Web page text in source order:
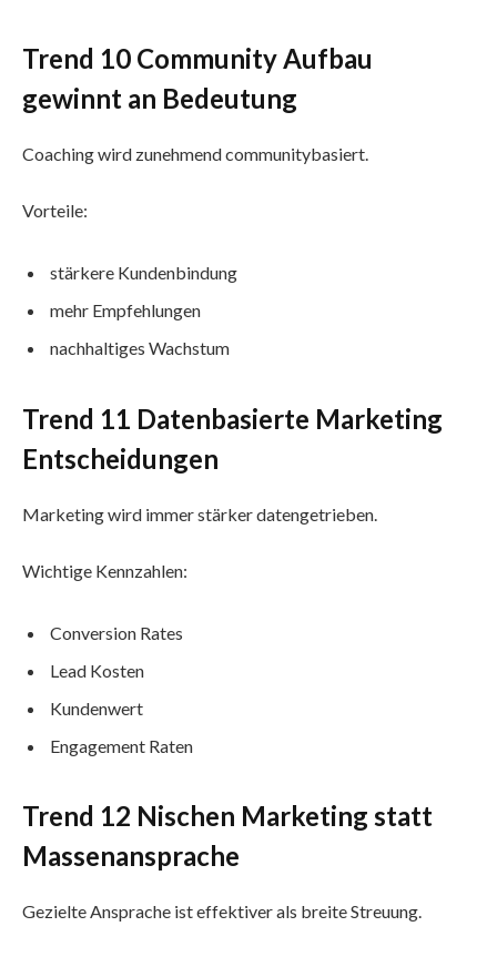
Trend 10 Community Aufbau
gewinnt an Bedeutung
Coaching wird zunehmend communitybasiert.
Vorteile:
stärkere Kundenbindung
mehr Empfehlungen
nachhaltiges Wachstum
Trend 11 Datenbasierte Marketing
Entscheidungen
Marketing wird immer stärker datengetrieben.
Wichtige Kennzahlen:
Conversion Rates
Lead Kosten
Kundenwert
Engagement Raten
Trend 12 Nischen Marketing statt
Massenansprache
Gezielte Ansprache ist effektiver als breite Streuung.